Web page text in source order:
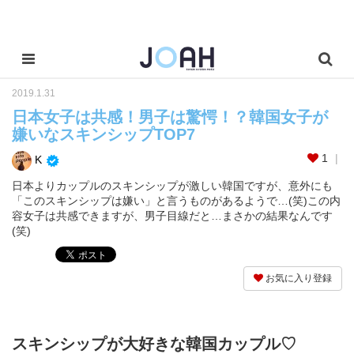
2019.1.31
日本女子は共感！男子は驚愕！？韓国女子が
嫌いなスキンシップTOP7
K 1
日本よりカップルのスキンシップが激しい韓国ですが、意外にも
「このスキンシップは嫌い」と言うものがあるようで…(笑)この内
容女子は共感できますが、男子目線だと…まさかの結果なんです
(笑)
お気に入り登録
スキンシップが大好きな韓国カップル♡